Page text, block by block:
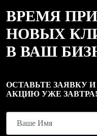
ВРЕМЯ
НОВЫХ
В ВАШ
ОСТАВЬТЕ ЗАЯВКУ
АКЦИЮ УЖЕ ЗАВТРА!